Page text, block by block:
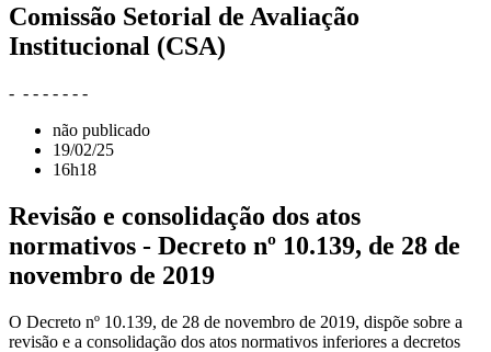
Comissão Setorial de Avaliação
Institucional (CSA)
- - - - - - - -
não publicado
19/02/25
16h18
Revisão e consolidação dos atos
normativos - Decreto nº 10.139, de 28 de
novembro de 2019
O Decreto nº 10.139, de 28 de novembro de 2019, dispõe sobre a
revisão e a consolidação dos atos normativos inferiores a decretos